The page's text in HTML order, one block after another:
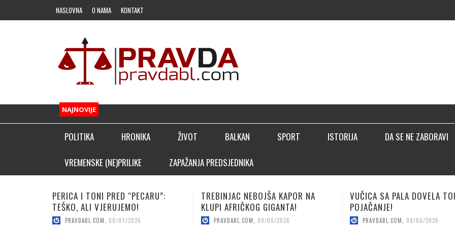
NASLOVNA O NAMA KONTAKT
NAJNOVIJE ▣
POLITIKA HRONIKA ŽIVOT BALKAN SPORT
FUDBAL
KLADIONIČARSKI KUTAK
ISTORIJA DA SE NE ZABORAVI
VREMENSKE (NE)PRILIKE ZAPAŽANJA PREDSJEDNIKA
TREBINJAC NEBOJŠA KAPOR NA
KLUPI AFRIČKOG GIGANTA!
PRAVDABL.COM 08/06/2026
VUČICA SA PALA DOVELA TOP
POJAČANJE!
PRAVDABL.COM 08/06/2026
LUČIĆ: BIĆEMO BOLJI NEGO
SEZONE!
PRAVDABL.COM 08/04/2026